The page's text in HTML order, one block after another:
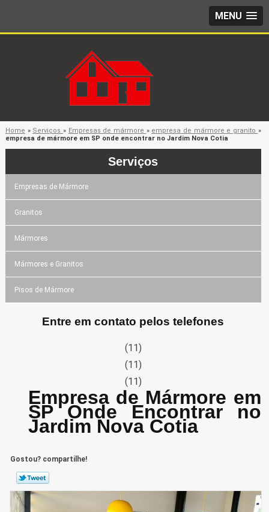
MENU
Home » Serviços » Empresas de mármore » empresa de mármore e granito »
empresa de mármore em SP onde encontrar no Jardim Nova Cotia
Serviços
Empresas de Mármore
Granitos
Mármores
Mármores e Granitos
Pisos de Mármore
Entre em contato pelos telefones
(11)
(11)
(11)
Empresa de Mármore em
SP Onde Encontrar no
Jardim Nova Cotia
Gostou? compartilhe!